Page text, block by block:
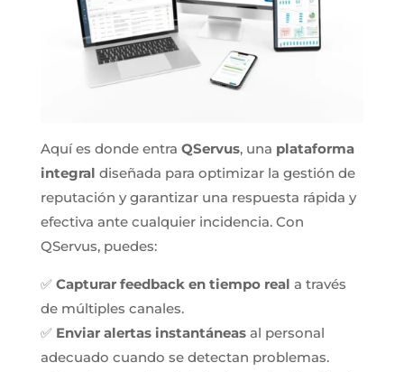
Aquí es donde entra QServus, una plataforma
integral diseñada para optimizar la gestión de
reputación y garantizar una respuesta rápida y
efectiva ante cualquier incidencia. Con
QServus, puedes:
✅ Capturar feedback en tiempo real a través
de múltiples canales.
✅ Enviar alertas instantáneasal personal
adecuado cuando se detectan problemas.